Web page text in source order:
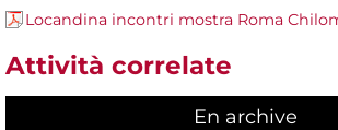
Locandina incontri mostra Roma
Attività correlate
En archive